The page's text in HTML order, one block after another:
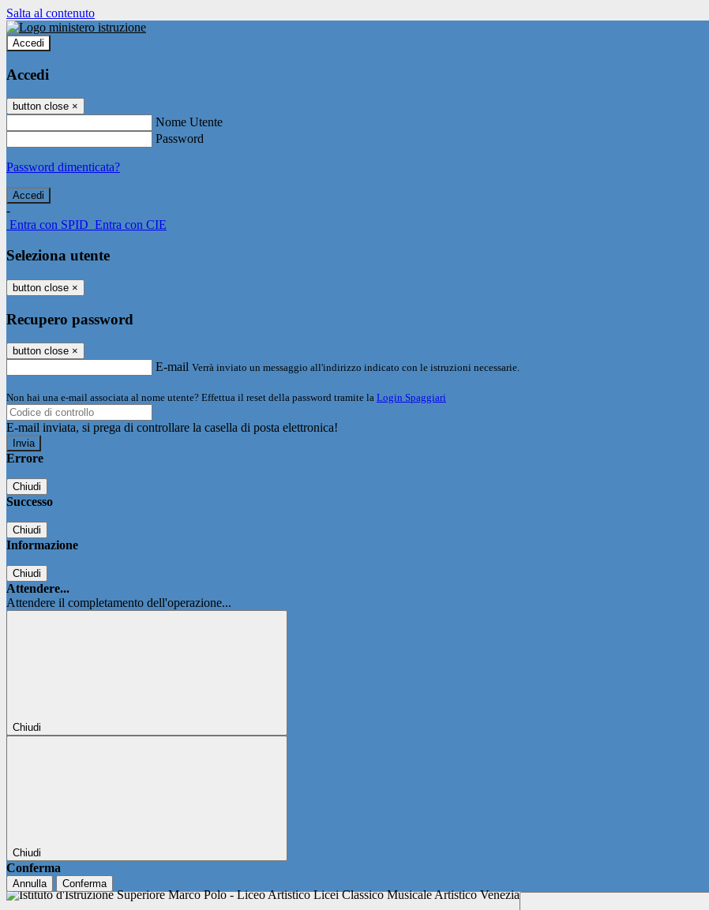
Salta al contenuto
Accedi
Accedi
button close ×
Nome Utente
Password
Password dimenticata?
-
Entra con SPID Entra con CIE
Seleziona utente
button close ×
Recupero password
button close ×
E-mail Verrà inviato un messaggio all'indirizzo indicato con le istruzioni necessarie.
Non hai una e-mail associata al nome utente? Effettua il reset della password tramite la Login Spaggiari
E-mail inviata, si prega di controllare la casella di posta elettronica!
Errore
Chiudi
Successo
Chiudi
Informazione
Chiudi
Attendere...
Attendere il completamento dell'operazione...
Chiudi
Chiudi
Conferma
Annulla Conferma